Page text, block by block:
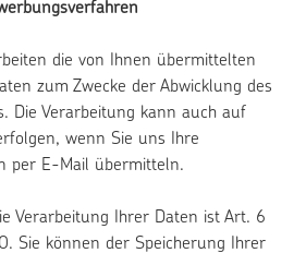
die von Ihnen übermittelten
zum Zwecke der Abwicklung des
Die Verarbeitung kann auch auf
wenn Sie uns Ihre
per E-Mail übermitteln.
Verarbeitung Ihrer Daten ist Art. 6
Sie können der Speicherung Ihrer